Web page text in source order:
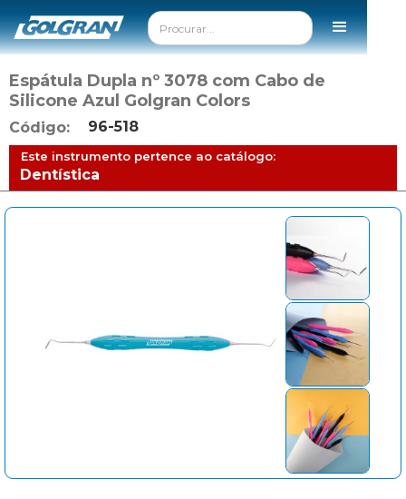
Espátula Dupla nº 3078 com Cabo de
Silicone Azul Golgran Colors
Código: 96-518
Este instrumento pertence ao catálogo:
Dentística